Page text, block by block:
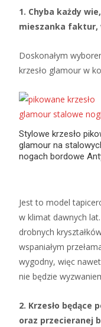
1. Chyba każdy
mieszanka faktur,
Doskonałym
krzesło glamour w
Stylowe krzesło
glamour na
nogach bordowe
Jest to model
w klimat dawnych
drobnych
wspaniałym
wygodny, więc
nie będzie
2. Krzesło będące
oraz przecieranej